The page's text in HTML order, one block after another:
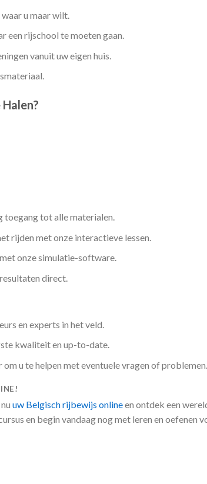
u maar wilt.
een rijschool te moeten gaan.
vanuit uw eigen huis.
toegang tot alle materialen.
rijden met onze interactieve lessen.
onze simulatie-software.
direct.
en experts in het veld.
kwaliteit en up-to-date.
u te helpen met eventuele vragen of problemen.
uw Belgisch rijbewijs onlineen ontdek een
en begin vandaag nog met leren en oefenen